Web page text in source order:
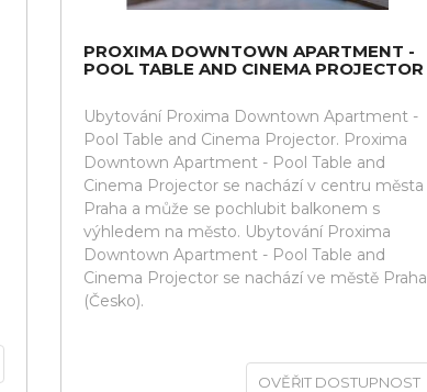
PROXIMA DOWNTOWN APARTMENT -
POOL TABLE AND CINEMA PROJECTOR
Ubytování Proxima Downtown Apartment -
Pool Table and Cinema Projector. Proxima
Downtown Apartment - Pool Table and
Cinema Projector se nachází v centru města
Praha a může se pochlubit balkonem s
výhledem na město. Ubytování Proxima
Downtown Apartment - Pool Table and
Cinema Projector se nachází ve městě Praha
(Česko).
OVĚŘIT DOSTUPNOST